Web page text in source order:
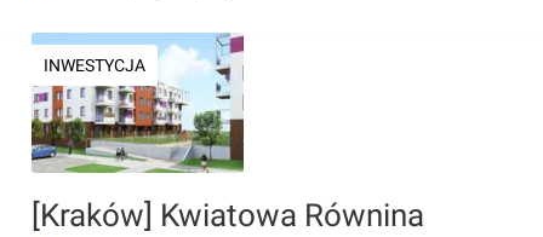
INWESTYCJA
[Kraków] Kwiatowa Równina